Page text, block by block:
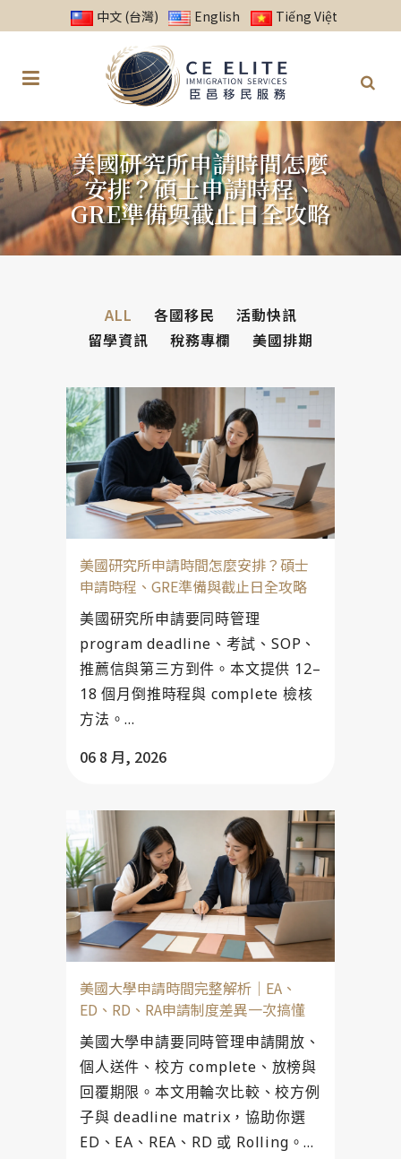
中文 (台灣) English Tiếng Việt
美國研究所申請時間怎麼
安排？碩士申請時程、
GRE準備與截止日全攻略
ALL 各國移民
活動快訊
留學資訊
稅務專欄 美國排期
美國研究所申請時間怎麼安排？碩士
申請時程、GRE準備與截止日全攻略
美國研究所申請要同時管理
program deadline、考試、SOP、
推薦信與第三方到件。本文提供 12–
18 個月倒推時程與 complete 檢核
方法。...
06 8 月, 2026
美國大學申請時間完整解析｜EA、
ED、RD、RA申請制度差異一次搞懂
美國大學申請要同時管理申請開放、
個人送件、校方 complete、放榜與
回覆期限。本文用輪次比較、校方例
子與 deadline matrix，協助你選
ED、EA、REA、RD 或 Rolling。...